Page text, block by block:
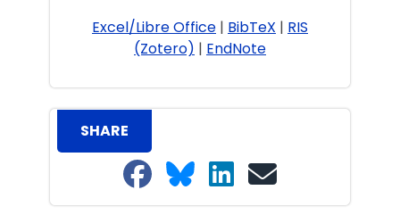
Excel/Libre Office | BibTeX | RIS
(Zotero) | EndNote
SHARE
Share on Facebook
Share on Bluesky
Share on LinkedIn